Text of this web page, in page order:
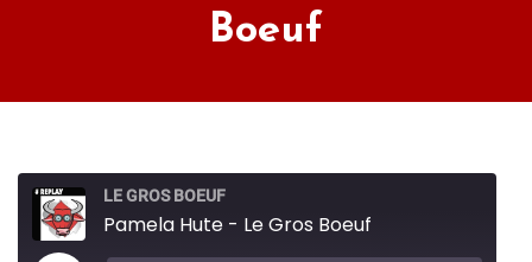
Boeuf
LE GROS BOEUF
Pamela Hute - Le Gros Boeuf